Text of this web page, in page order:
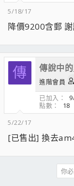
5/18/17
降價9200含郵
傳 傳說中
進階會員
已加入
點數
18
5/22/17
[已售出] 換去
你